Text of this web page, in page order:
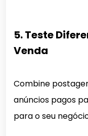
5. Teste
Venda
Combine
anúncios pagos
para o seu